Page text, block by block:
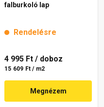
falburkoló lap
Rendelésre
4 995 Ft / doboz
15 609 Ft / m2
Megnézem